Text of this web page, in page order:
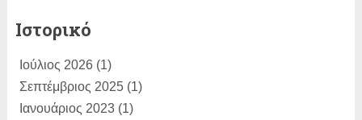
ΑΚΗΣ ΧΟΥΖΟΥΡΗΣ:
για συζήτησ...
Dimitris Bertzeletos:
Ιστορικό
Ιούλιος 2026(1)
Σεπτέμβριος 2025(1)
Ιανουάριος 2023(1)